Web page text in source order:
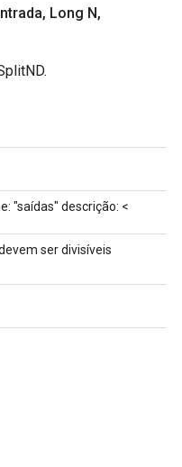
, Long N,
"saídas" descrição: <
ser divisíveis